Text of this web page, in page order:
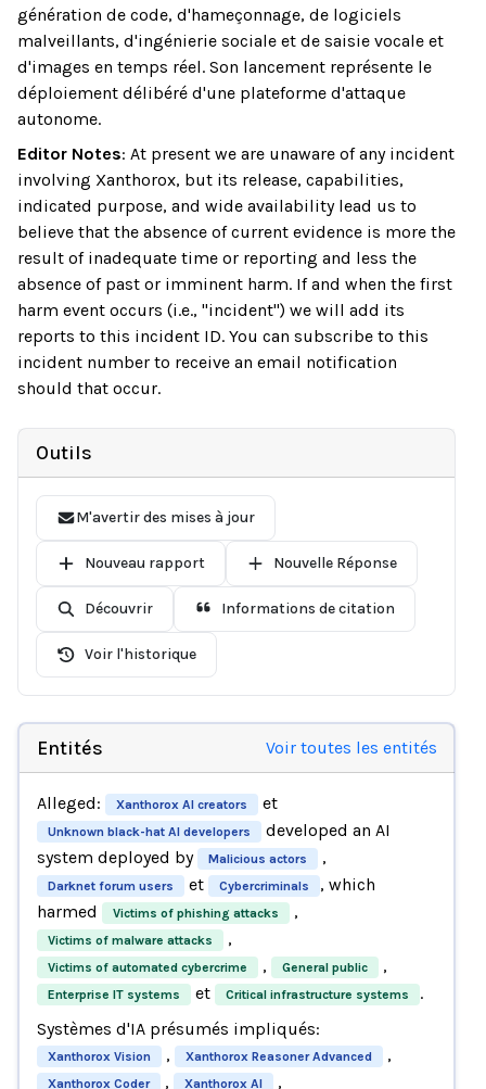
génération de code, d'hameçonnage, de logiciels
malveillants, d'ingénierie sociale et de saisie vocale et
d'images en temps réel. Son lancement représente le
déploiement délibéré d'une plateforme d'attaque
autonome.
Editor Notes: At present we are unaware of any incident
involving Xanthorox, but its release, capabilities,
indicated purpose, and wide availability lead us to
believe that the absence of current evidence is more the
result of inadequate time or reporting and less the
absence of past or imminent harm. If and when the first
harm event occurs (i.e., "incident") we will add its
reports to this incident ID. You can subscribe to this
incident number to receive an email notification
should that occur.
Outils
M'avertir des mises à jour
Nouveau rapport Nouvelle Réponse
Découvrir Informations de citation
Voir l'historique
Entités Voir toutes les entités
Alleged: Xanthorox AI creators et
Unknown black-hat AI developers
developed an AI
system deployed by
Malicious actors ,
Darknet forum users et Cybercriminals
, which
harmed
Victims of phishing attacks ,
Victims of malware attacks ,
Victims of automated cybercrime , General public ,
Enterprise IT systems et Critical infrastructure systems
.
Systèmes d'IA présumés impliqués:
Xanthorox Vision , Xanthorox Reasoner Advanced ,
Xanthorox Coder , Xanthorox AI ,